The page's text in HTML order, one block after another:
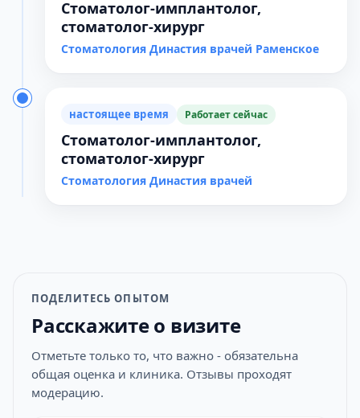
Стоматолог-имплантолог,
стоматолог-хирург
Стоматология Династия врачей Раменское
настоящее время Работает сейчас
Стоматолог-имплантолог,
стоматолог-хирург
Стоматология Династия врачей
ПОДЕЛИТЕСЬ ОПЫТОМ
Расскажите о визите
Отметьте только то, что важно - обязательна
общая оценка и клиника. Отзывы проходят
модерацию.